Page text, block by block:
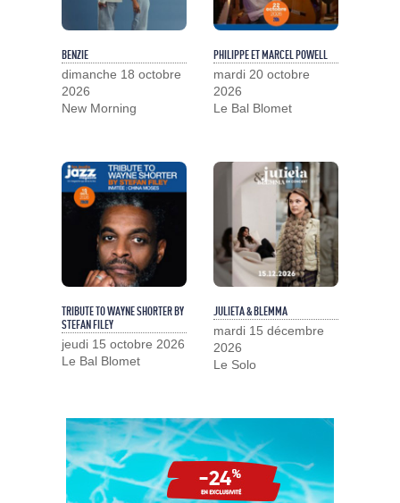
BENZIE
dimanche 18 octobre
2026
New Morning
PHILIPPE ET MARCEL POWELL
mardi 20 octobre
2026
Le Bal Blomet
TRIBUTE TO WAYNE SHORTER BY
STEFAN FILEY
jeudi 15 octobre 2026
Le Bal Blomet
JULIETA & BLEMMA
mardi 15 décembre
2026
Le Solo